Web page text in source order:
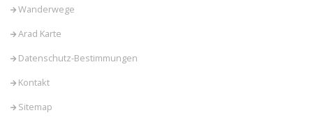
Wanderwege
Arad Karte
Datenschutz-Bestimmungen
Kontakt
Sitemap